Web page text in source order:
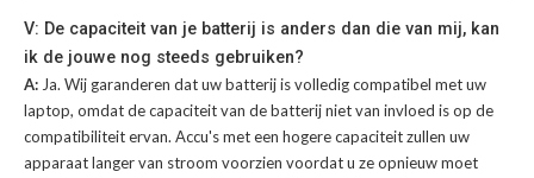
V: De capaciteit van je batterij is anders dan die van mij, kan
ik de jouwe nog steeds gebruiken?
A: Ja. Wij garanderen dat uw batterij is volledig compatibel met uw
laptop, omdat de capaciteit van de batterij niet van invloed is op de
compatibiliteit ervan. Accu's met een hogere capaciteit zullen uw
apparaat langer van stroom voorzien voordat u ze opnieuw moet